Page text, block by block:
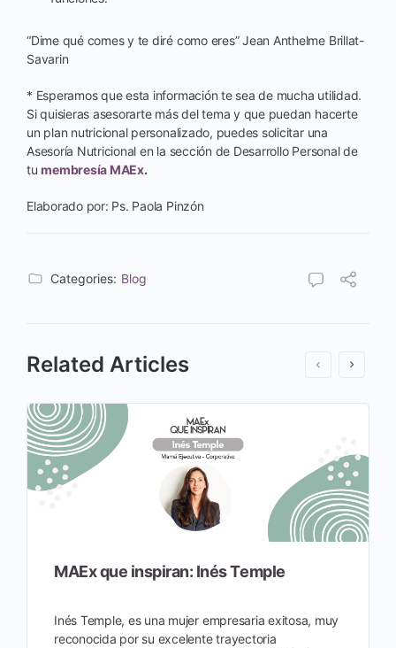
“Dime qué comes y te diré como eres” Jean Anthelme Brillat-
Savarin
* Esperamos que esta información te sea de mucha utilidad.
Si quisieras asesorarte más del tema y que puedan hacerte
un plan nutricional personalizado, puedes solicitar una
Asesoría Nutricional en la sección de Desarrollo Personal de
tumembresía MAEx.
Elaborado por: Ps. Paola Pinzón
Categories: Blog
Related Articles
MAEx que inspiran: Inés Temple
Inés Temple, es una mujer empresaria exitosa, muy
reconocida por su excelente trayectoria